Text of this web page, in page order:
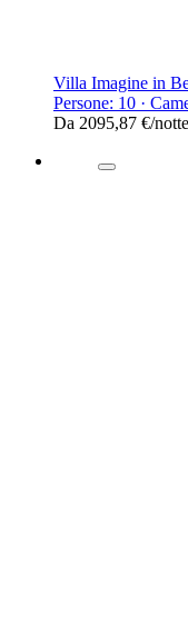
Villa Imagine in
Persone: 10 ·
Da 2095,87 €/notte